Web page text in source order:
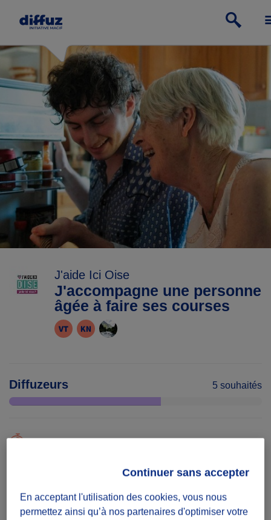
J'aide Ici Oise
J'accompagne une personne
âgée à faire ses courses
Diffuzeurs 5 souhaités
Date
Du 01/04/25
En acceptant l'utilisation des cookies, vous nous
permettez ainsi qu’à nos partenaires d'optimiser votre
Continuer sans accepter